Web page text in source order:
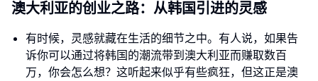
澳大利亚的创业之路：从韩国引进的灵感
有时候，灵感就藏在生活的细节之中。有人说，如果告
诉你可以通过将韩国的潮流带到澳大利亚而赚取数百
万，你会怎么想？这听起来似乎有些疯狂，但这正是澳